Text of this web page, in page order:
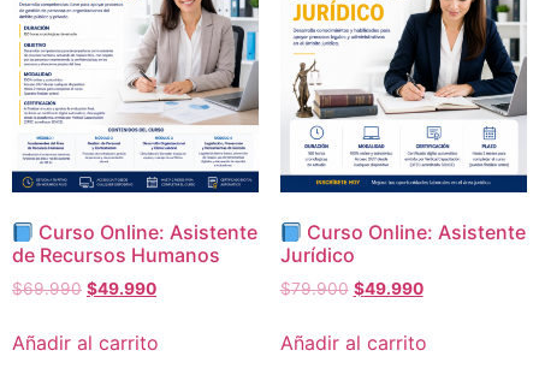
Curso Online: Asistente
de Recursos Humanos
$69.990 $49.990
Añadir al carrito
Curso Online: Asistente
Jurídico
$79.900 $49.990
Añadir al carrito